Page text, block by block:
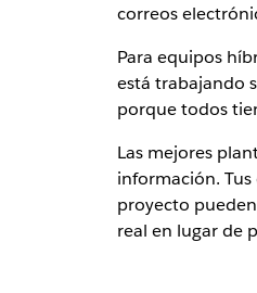
correos
Para equipos
está trabajando
porque todos
Las mejores
información.
proyecto
real en lugar de